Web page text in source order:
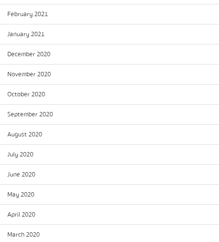
February 2021
January 2021
December 2020
November 2020
October 2020
September 2020
August 2020
July 2020
June 2020
May 2020
April 2020
March 2020